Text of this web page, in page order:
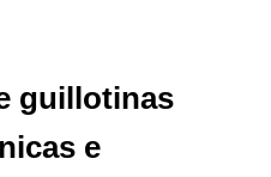
guillotinas
e